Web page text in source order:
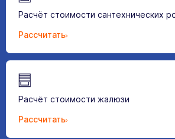
Расчёт стоимости сантехнических
Рассчитать
Расчёт стоимости жалюзи
Рассчитать